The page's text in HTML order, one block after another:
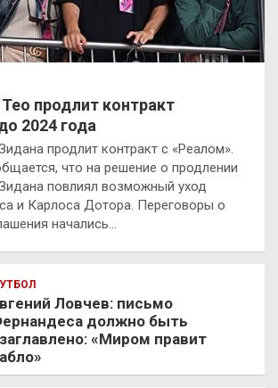
продлит контракт
2024 года
продлит контракт с «Реалом».
что на решение о продлении
повлиял возможный уход
и Карлоса Дотора. Переговоры о
начались…
Ловчев: письмо
должно быть
«Миром правит